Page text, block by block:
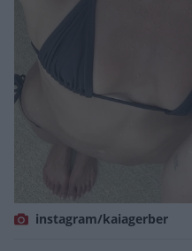
instagram/kaiagerber